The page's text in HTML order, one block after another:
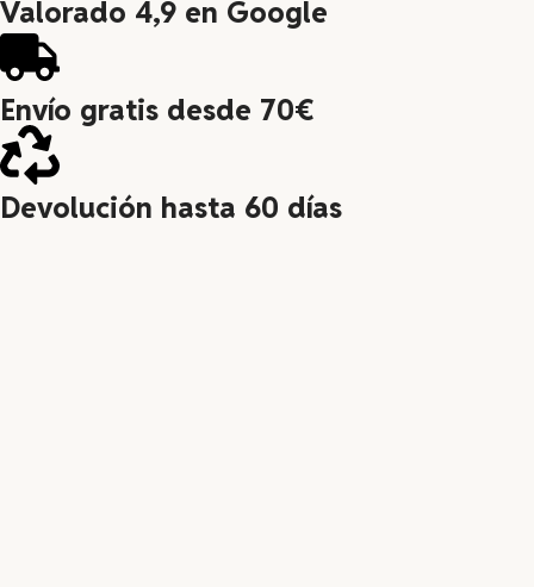
Valorado 4,9 en Google
Envío gratis desde 70€
Devolución hasta 60 días